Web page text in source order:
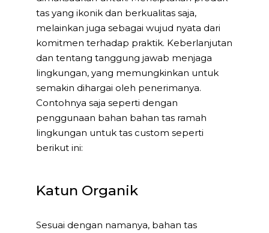
tas yang ikonik dan berkualitas saja,
melainkan juga sebagai wujud nyata dari
komitmen terhadap praktik. Keberlanjutan
dan tentang tanggung jawab menjaga
lingkungan, yang memungkinkan untuk
semakin dihargai oleh penerimanya.
Contohnya saja seperti dengan
penggunaan bahan bahan tas ramah
lingkungan untuk tas custom seperti
berikut ini:
Katun Organik
Sesuai dengan namanya, bahan tas